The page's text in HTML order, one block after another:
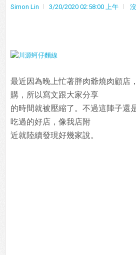
Simon Lin 3/20/2020 02:58:00 上午
最近因為晚上忙著胖肉爺燒肉顧店
購，所以寫文跟大家分享
的時間就被壓縮了。不過這陣子還
吃過的好店，像我店附
近就陸續發現好幾家說。